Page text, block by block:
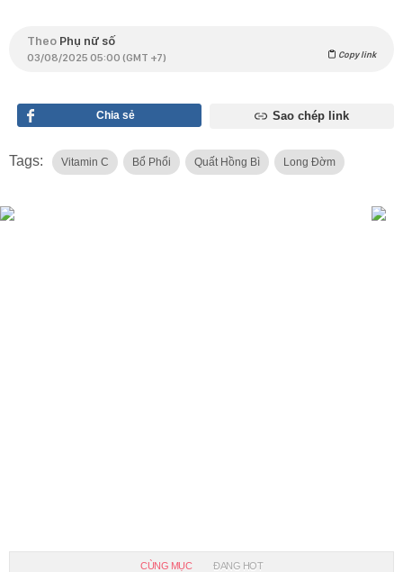
Theo Phụ nữ số
03/08/2025 05:00 (GMT +7) Copy link
Chia sẻ Sao chép link
Tags: Vitamin C Bổ Phổi Quất Hồng Bì Long Đờm
CÙNG MỤC ĐANG HOT